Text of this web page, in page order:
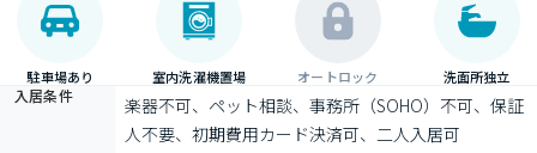
駐車場あり 室内洗濯機置場 オートロック 洗面所独立
入居条件
楽器不可、ペット相談、事務所（SOHO）不可、保証
人不要、初期費用カード決済可、二人入居可